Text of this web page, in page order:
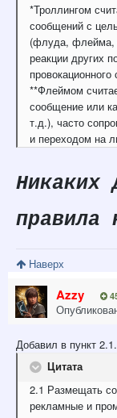
*Троллингом
сообщений с
(флуда, флейма,
реакции других
**Флеймом
сообщение или
т.д.), часто
и переходом на
Никаких
правила
Наверх
Azzy
Добавил в пункт
Цитата
2.1 Размещать
рекламные и